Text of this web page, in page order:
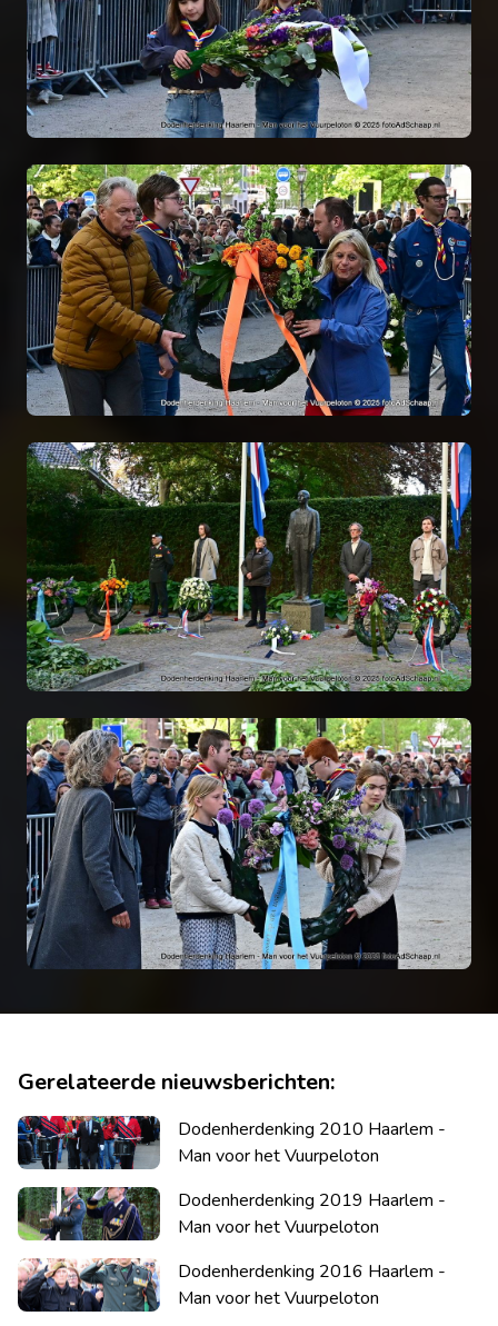
Gerelateerde nieuwsberichten:
Dodenherdenking 2010 Haarlem -
Man voor het Vuurpeloton
Dodenherdenking 2019 Haarlem -
Man voor het Vuurpeloton
Dodenherdenking 2016 Haarlem -
Man voor het Vuurpeloton